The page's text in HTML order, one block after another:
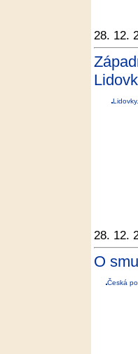
28. 12.
28. 12.
O
Česká